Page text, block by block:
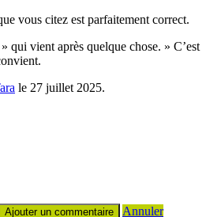
vous citez est parfaitement correct.
qui vient après quelque chose. » C’est
le 27 juillet 2025.
Annuler